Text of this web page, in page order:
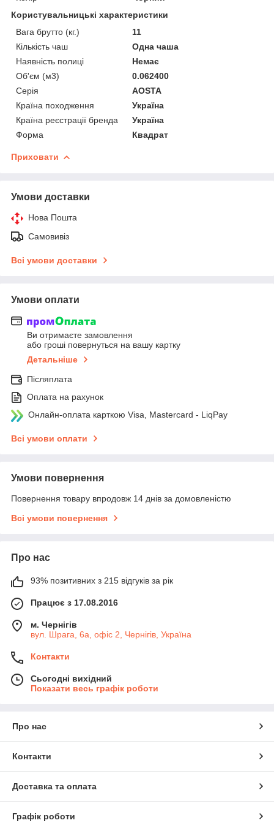
Користувальницькі характеристики
Вага брутто (кг.)
11
Кількість чаш
Одна чаша
Наявність полиці
Немає
Об'єм (м3)
0.062400
Серія
AOSTA
Країна походження
Україна
Країна реєстрації бренда
Україна
Форма
Квадрат
Приховати
Умови доставки
Нова Пошта
Самовивіз
Всі умови доставки
Умови оплати
Ви отримаєте замовлення
або гроші повернуться на вашу картку
Детальніше
Післяплата
Оплата на рахунок
Онлайн-оплата карткою Visa, Mastercard - LiqPay
Всі умови оплати
Умови повернення
Повернення товару впродовж 14 днів за домовленістю
Всі умови повернення
Про нас
93% позитивних з 215 відгуків за рік
Працює з 17.08.2016
м. Чернігів
вул. Шрага, 6а, офіс 2, Чернігів, Україна
Контакти
Сьогодні вихідний
Показати весь графік роботи
Про нас
Контакти
Доставка та оплата
Графік роботи